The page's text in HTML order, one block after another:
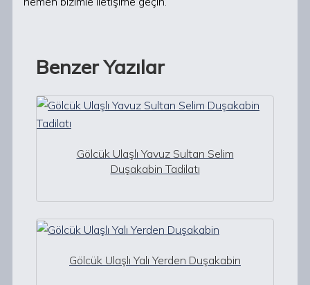
Benzer Yazılar
Gölcük Ulaşlı Yavuz Sultan Selim
Duşakabin Tadilatı
Gölcük Ulaşlı Yalı Yerden Duşakabin